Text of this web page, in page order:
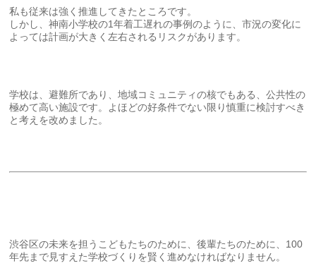
私も従来は強く推進してきたところです。
しかし、神南小学校の1年着工遅れの事例のように、市況の変化に
よっては計画が大きく左右されるリスクがあります。
学校は、避難所であり、地域コミュニティの核でもある、公共性の
極めて高い施設です。よほどの好条件でない限り慎重に検討すべき
と考えを改めました。
渋谷区の未来を担うこどもたちのために、後輩たちのために、100
年先まで見すえた学校づくりを賢く進めなければなりません。